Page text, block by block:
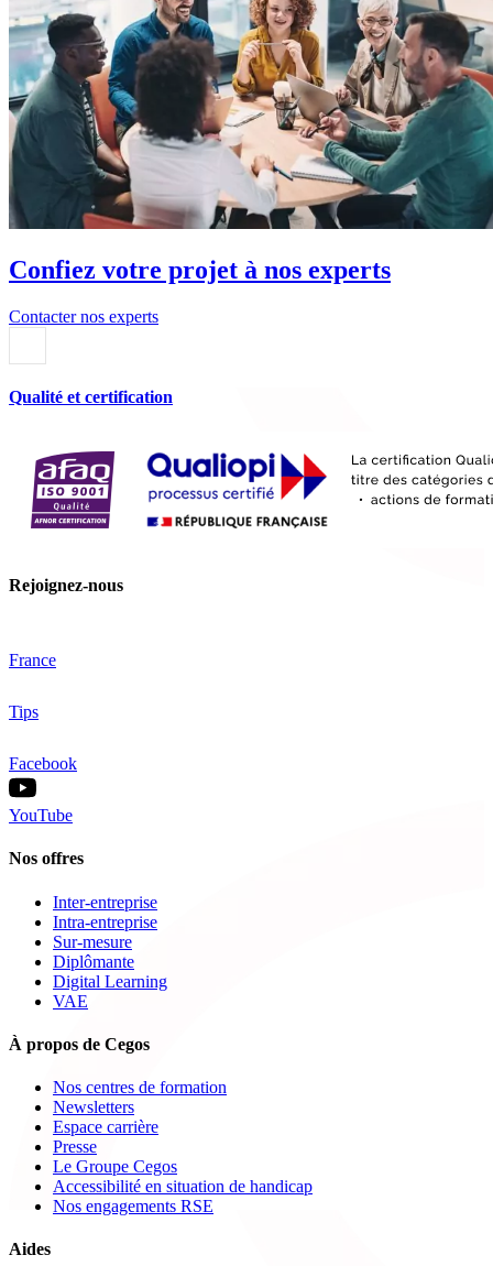
Confiez votre projet à nos experts
Contacter nos experts
Qualité et certification
Rejoignez-nous
France
Tips
Facebook
YouTube
Nos offres
Inter-entreprise
Intra-entreprise
Sur-mesure
Diplômante
Digital Learning
VAE
À propos de Cegos
Nos centres de formation
Newsletters
Espace carrière
Presse
Le Groupe Cegos
Accessibilité en situation de handicap
Nos engagements RSE
Aides